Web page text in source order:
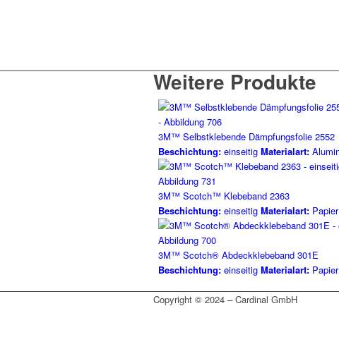
Weitere Produkte
3M™ Selbstklebende Dämpfungsfolie 2552
Beschichtung: einseitig Materialart:
3M™ Scotch™ Klebeband 2363
Beschichtung: einseitig Materialart: Papier
3M™ Scotch® Abdeckklebeband 301E
Beschichtung: einseitig Materialart: Papier
Copyright © 2024 – Cardinal GmbH